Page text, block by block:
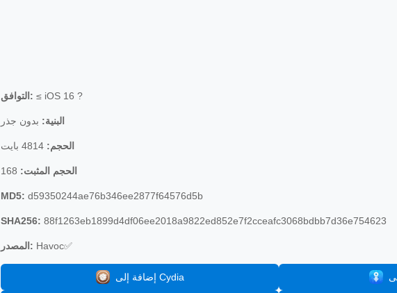
التوافق: ≤ iOS 16 ?
البنية: بدون جذر
الحجم:
الحجم المثبت:
MD5: d59350244ae76b346ee2877f64576d5b
SHA256: 88f1263eb1899d4df06ee2018a9822ed852e7f2cceafc3068bdbb7d36e754623
المصدر: Havoc✅
إضافة إلى Cydia